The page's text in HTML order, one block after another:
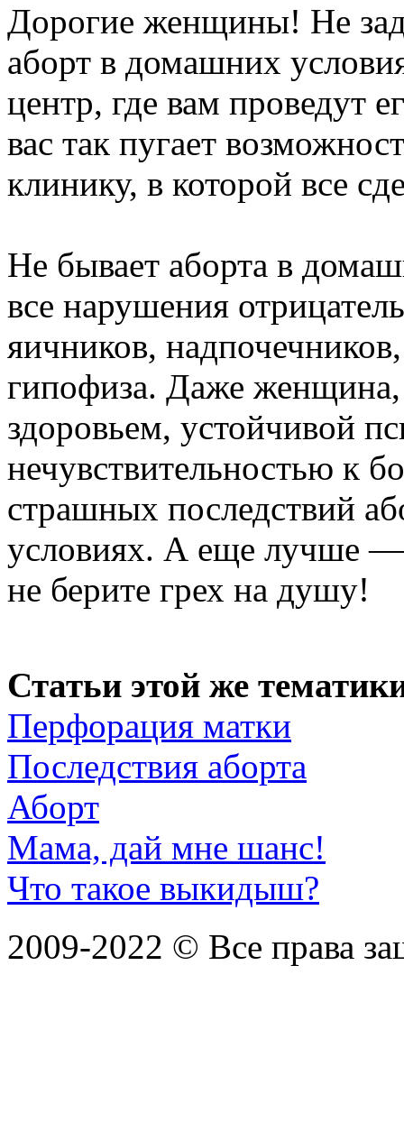
Дорогие женщины! Не
аборт в домашних
центр, где вам проведут
вас так пугает
клинику, в которой все
Не бывает аборта в
все нарушения
яичников,
гипофиза. Даже
здоровьем, устойчивой
нечувствительностью к
страшных последствий
условиях. А еще лучше —
не берите грех на душу!
Статьи этой же
Перфорация матки
Последствия аборта
Аборт
Мама, дай мне шанс!
Что такое выкидыш?
2009-2022 © Все права